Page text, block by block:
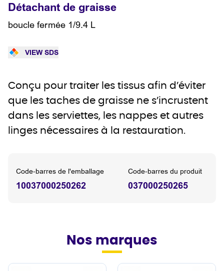
Détachant de graisse
boucle fermée 1/9.4 L
VIEW SDS
Conçu pour traiter les tissus afin d’éviter
que les taches de graisse ne s’incrustent
dans les serviettes, les nappes et autres
linges nécessaires à la restauration.
Code-barres de l'emballage
10037000250262
Code-barres du produit
037000250265
Nos marques